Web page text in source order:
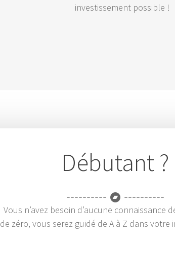
investissement possible !
Débutant ?
Vous n’avez besoin d’aucune connaissance
de zéro, vous serez guidé de A à Z dans votre